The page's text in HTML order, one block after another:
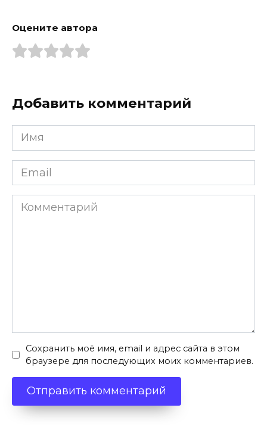
Оцените автора
Добавить комментарий
Имя
*
Email
*
Комментарий
Сохранить моё имя, email и адрес сайта в этом
браузере для последующих моих комментариев.